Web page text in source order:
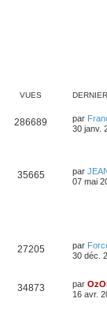
VUES
286689 par
30 janv.
35665 par
07 mai
27205 par
30 déc.
34873 par
16 avr.